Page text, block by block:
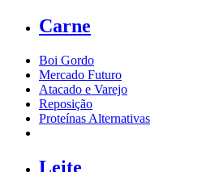
Carne
Boi Gordo
Mercado Futuro
Atacado e Varejo
Reposição
Proteínas Alternativas
Leite